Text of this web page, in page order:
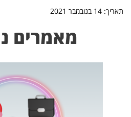
תאריך: 14 בנובמבר 2021
מאמרים